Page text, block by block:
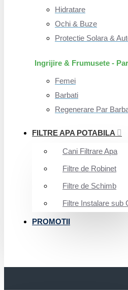
Hidratare
Ochi & Buze
Protectie Solara &
Ingrijire & Frumusete - Par
Femei
Barbati
Regenerare Par
FILTRE APA POTABILA
Cani Filtrare Apa
Filtre de Robinet
Filtre de Schimb
Filtre Instalare sub
PROMOTII